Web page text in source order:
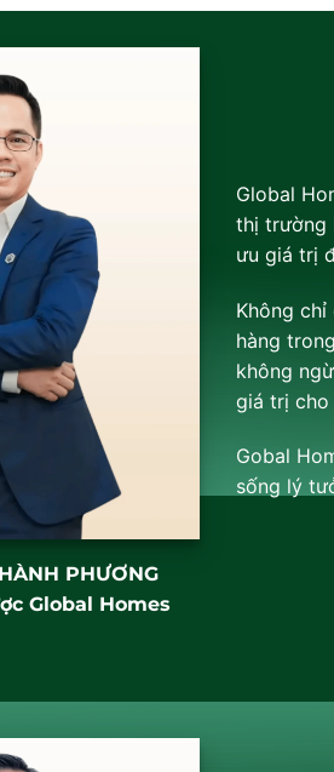
PHƯƠNG
Global Homes
Global
thị trường
ưu giá trị
Không
hàng
không
giá trị cho
Gobal
sống lý